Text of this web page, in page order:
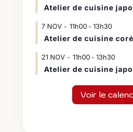
Atelier de cuisine
7 NOV 11h00- 13h30
Atelier de cuisine
21 NOV 11h00- 13h30
Atelier de cuisine
Voir le